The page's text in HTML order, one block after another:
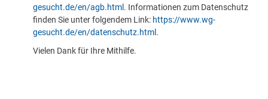
gesucht.de/en/agb.html . Informationen zum Datenschutz
finden Sie unter folgendem Link: https://www.wg-
gesucht.de/en/datenschutz.html .
Vielen Dank für Ihre Mithilfe.